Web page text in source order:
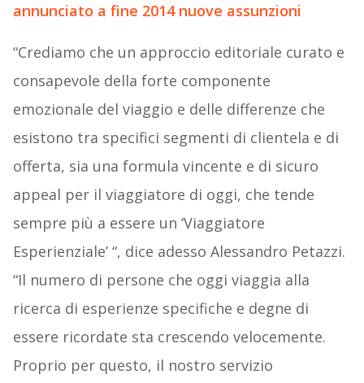
annunciato a fine 2014 nuove assunzioni
“Crediamo che un approccio editoriale curato e
consapevole della forte componente
emozionale del viaggio e delle differenze che
esistono tra specifici segmenti di clientela e di
offerta, sia una formula vincente e di sicuro
appeal per il viaggiatore di oggi, che tende
sempre più a essere un ‘Viaggiatore
Esperienziale’ “, dice adesso Alessandro Petazzi.
“Il numero di persone che oggi viaggia alla
ricerca di esperienze specifiche e degne di
essere ricordate sta crescendo velocemente.
Proprio per questo, il nostro servizio